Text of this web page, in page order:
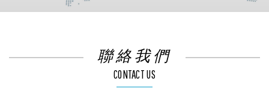
聯絡我們
CONTACT US